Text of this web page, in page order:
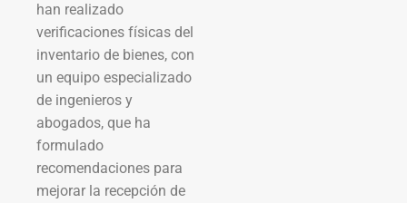
han realizado
verificaciones físicas del
inventario de bienes, con
un equipo especializado
de ingenieros y
abogados, que ha
formulado
recomendaciones para
mejorar la recepción de